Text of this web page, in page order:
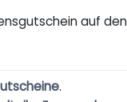
auf
.